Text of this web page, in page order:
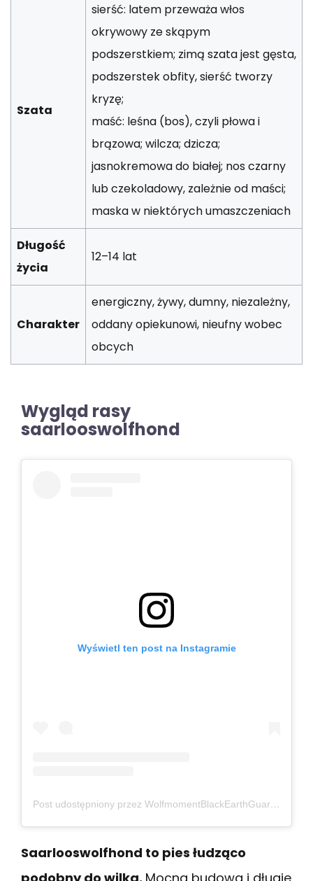
Szata
sierść: latem przeważa włos
okrywowy ze skąpym
podszerstkiem; zimą szata jest gęsta,
podszerstek obfity, sierść tworzy
kryzę;
maść: leśna (bos), czyli płowa i
brązowa; wilcza; dzicza;
jasnokremowa do białej; nos czarny
lub czekoladowy, zależnie od maści;
maska w niektórych umaszczeniach
Długość
życia
12–14 lat
Charakter
energiczny, żywy, dumny, niezależny,
oddany opiekunowi, nieufny wobec
obcych
Wygląd rasy
saarlooswolfhond
Wyświetl ten post na Instagramie
Post udostępniony przez WolfmomentBlackEarthGuardArni (@wolfmomentblackearthguard)
Saarlooswolfhond to pies łudząco